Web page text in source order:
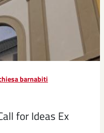
barnabiti
for Ideas Ex